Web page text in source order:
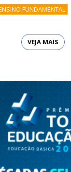
FUNDAMENTAL
VEJA MAIS